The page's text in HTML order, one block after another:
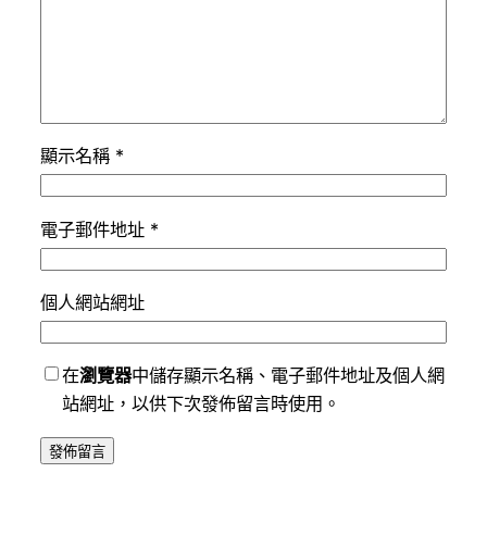
顯示名稱 *
電子郵件地址 *
個人網站網址
在瀏覽器中儲存顯示名稱、電子郵件地址及個人網
站網址，以供下次發佈留言時使用。